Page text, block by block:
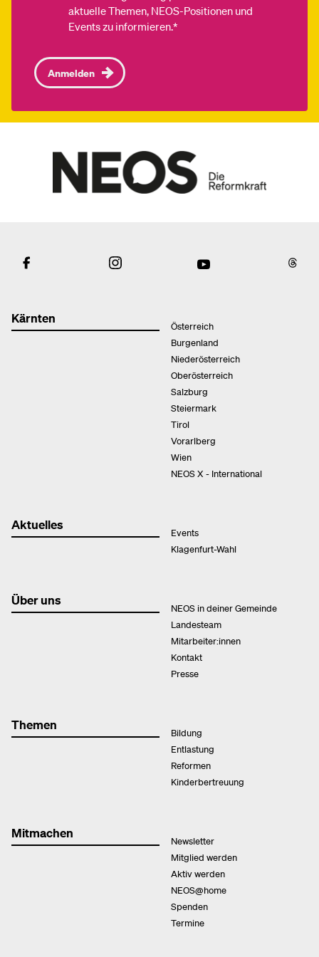
aktuelle Themen, NEOS-Positionen und
Events zu informieren.*
Anmelden
Kärnten
Österreich
Burgenland
Niederösterreich
Oberösterreich
Salzburg
Steiermark
Tirol
Vorarlberg
Wien
NEOS X - International
Aktuelles
Events
Klagenfurt-Wahl
Über uns
NEOS in deiner Gemeinde
Landesteam
Mitarbeiter:innen
Kontakt
Presse
Themen
Bildung
Entlastung
Reformen
Kinderbertreuung
Mitmachen
Newsletter
Mitglied werden
Aktiv werden
NEOS@home
Spenden
Termine